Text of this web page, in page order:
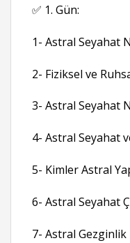
✅ 1. Gün:
1- Astral Seyahat
2- Fiziksel ve
3- Astral Seyahat
4- Astral Seyahat
5- Kimler Astral
6- Astral Seyahat
7- Astral Gezginlik